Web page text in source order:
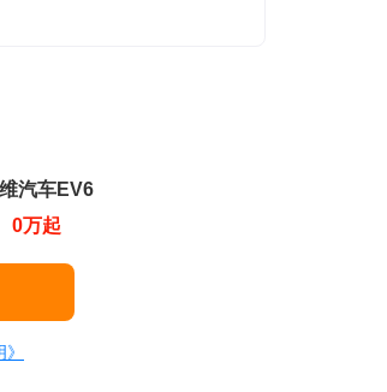
汽车EV6
0万起